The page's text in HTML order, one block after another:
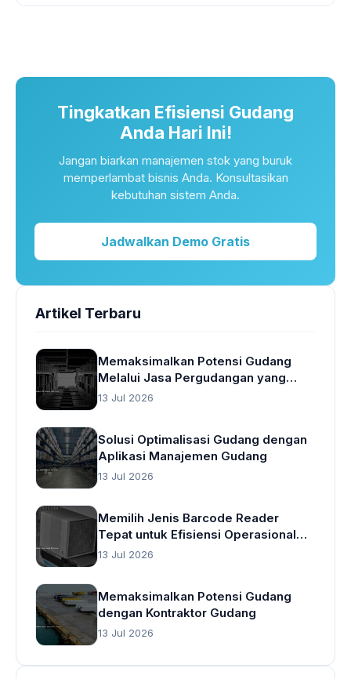
Tingkatkan Efisiensi Gudang
Anda Hari Ini!
Jangan biarkan manajemen stok yang buruk
memperlambat bisnis Anda. Konsultasikan
kebutuhan sistem Anda.
Jadwalkan Demo Gratis
Artikel Terbaru
Memaksimalkan Potensi Gudang
Melalui Jasa Pergudangan yang
Cerdas
13 Jul 2026
Solusi Optimalisasi Gudang dengan
Aplikasi Manajemen Gudang
13 Jul 2026
Memilih Jenis Barcode Reader
Tepat untuk Efisiensi Operasional
Gudang
13 Jul 2026
Memaksimalkan Potensi Gudang
dengan Kontraktor Gudang
13 Jul 2026